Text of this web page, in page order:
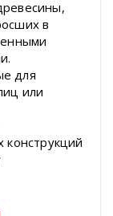
в
для
или
конструкций